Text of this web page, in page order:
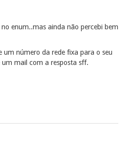
enum..mas ainda não percebi bem
um número da rede fixa para o seu
mail com a resposta sff.